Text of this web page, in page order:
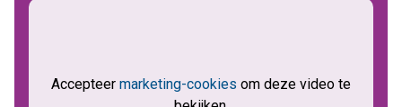
Accepteer marketing-cookies om deze video te